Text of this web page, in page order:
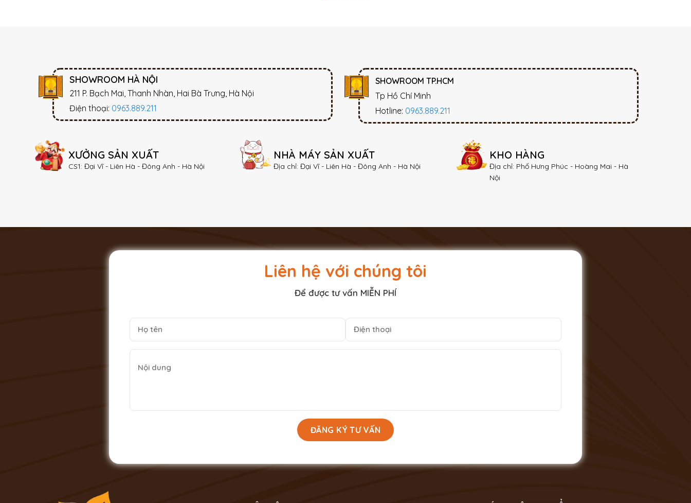
SHOWROOM HÀ NỘI
211 P. Bạch Mai, Thanh Nhàn, Hai Bà Trưng, Hà Nội
Điện thoại: 0963.889.211
SHOWROOM TP.HCM
Tp Hồ Chí Minh
Hotline: 0963.889.211
XƯỞNG SẢN XUẤT
CS1: Đại Vĩ - Liên Hà - Đông Anh - Hà Nội
NHÀ MÁY SẢN XUẤT
Địa chỉ: Đại Vĩ - Liên Hà - Đông Anh - Hà Nội
KHO HÀNG
Địa chỉ: Phố Hưng Phúc - Hoàng Mai - Hà
Nội
Liên hệ với chúng tôi
Để được tư vấn MIỄN PHÍ